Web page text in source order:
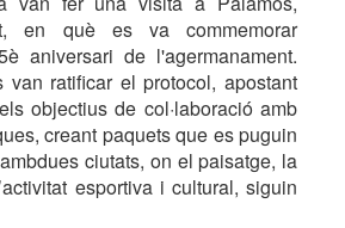
en què es va commemorar
aniversari de l'agermanament.
van ratificar el protocol, apostant
objectius de col·laboració amb
creant paquets que es puguin
ciutats, on el paisatge, la
esportiva i cultural, siguin